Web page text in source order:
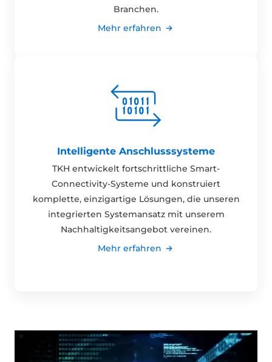
Branchen.
Mehr erfahren
Intelligente Anschlusssysteme
TKH entwickelt fortschrittliche Smart-
Connectivity-Systeme und konstruiert
komplette, einzigartige Lösungen, die unseren
integrierten Systemansatz mit unserem
Nachhaltigkeitsangebot vereinen.
Mehr erfahren